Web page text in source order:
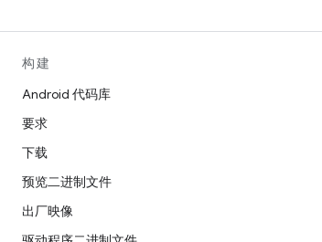
构建
Android 代码库
要求
下载
预览二进制文件
出厂映像